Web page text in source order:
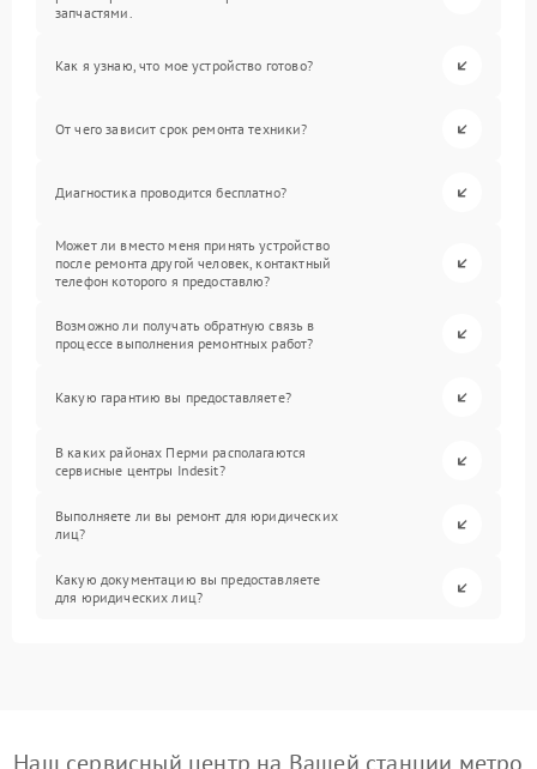
запчастями.
Как я узнаю, что мое устройство готово?
От чего зависит срок ремонта техники?
Диагностика проводится бесплатно?
Может ли вместо меня принять устройство
после ремонта другой человек, контактный
телефон которого я предоставлю?
Возможно ли получать обратную связь в
процессе выполнения ремонтных работ?
Какую гарантию вы предоставляете?
В каких районах Перми располагаются
сервисные центры Indesit?
Выполняете ли вы ремонт для юридических
лиц?
Какую документацию вы предоставляете
для юридических лиц?